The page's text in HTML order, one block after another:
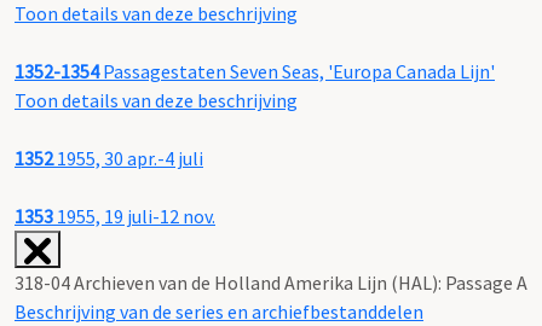
Toon details van deze beschrijving
1352-1354 Passagestaten Seven Seas, 'Europa Canada Lijn'
Toon details van deze beschrijving
13521955, 30 apr.-4 juli
1353 1955, 19 juli-12 nov.
318-04 Archieven van de Holland Amerika Lijn (HAL): Passage A
Beschrijving van de series en archiefbestanddelen